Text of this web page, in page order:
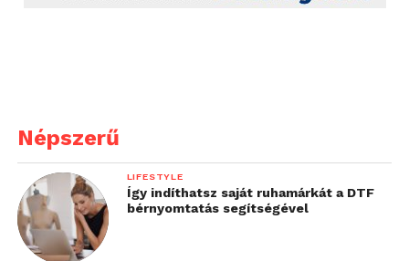
Népszerű
LIFESTYLE
Így indíthatsz saját ruhamárkát a DTF
bérnyomtatás segítségével